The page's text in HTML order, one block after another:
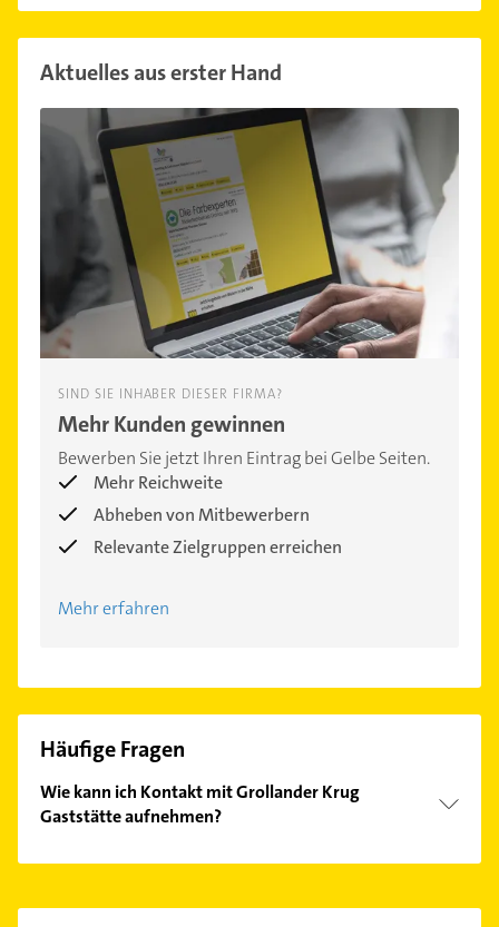
Aktuelles aus erster Hand
SIND SIE INHABER DIESER FIRMA?
Mehr Kunden gewinnen
Bewerben Sie jetzt Ihren Eintrag bei Gelbe Seiten.
Mehr Reichweite
Abheben von Mitbewerbern
Relevante Zielgruppen erreichen
Mehr erfahren
Häufige Fragen
Wie kann ich Kontakt mit Grollander Krug
Gaststätte aufnehmen?
Kontaktmöglichkeiten wie Adresse oder Mail in